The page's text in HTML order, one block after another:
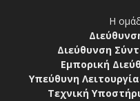
Η
Διεύθυνση
Εμπορική
Υπεύθυνη
Τεχνική